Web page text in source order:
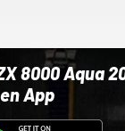
8000 Aqua
App